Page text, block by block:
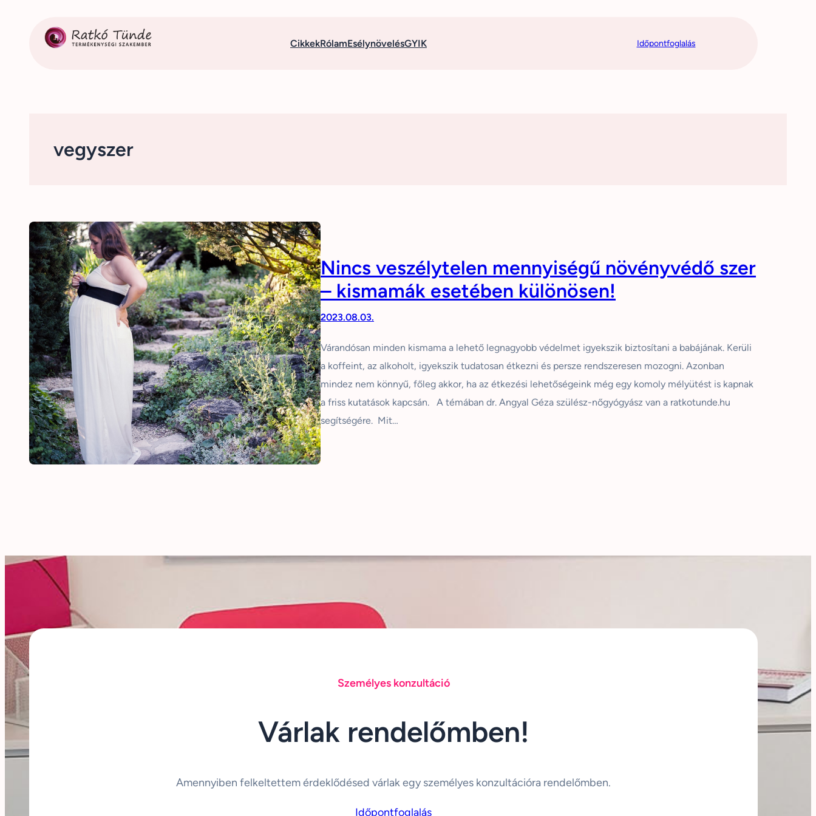
tartalomhoz
CikkekRólamEsélynövelésGYIK Időpontfoglalás
vegyszer
Nincs veszélytelen mennyiségű növényvédő szer
– kismamák esetében különösen!
2023.08.03.
Várandósan minden kismama a lehető legnagyobb védelmet igyekszik biztosítani a babájának. Kerüli
a koffeint, az alkoholt, igyekszik tudatosan étkezni és persze rendszeresen mozogni. Azonban
mindez nem könnyű, főleg akkor, ha az étkezési lehetőségeink még egy komoly mélyütést is kapnak
a friss kutatások kapcsán. A témában dr. Angyal Géza szülész-nőgyógyász van a ratkotunde.hu
segítségére. Mit…
Személyes konzultáció
Várlak rendelőmben!
Amennyiben felkeltettem érdeklődésed várlak egy személyes konzultációra rendelőmben.
Időpontfoglalás